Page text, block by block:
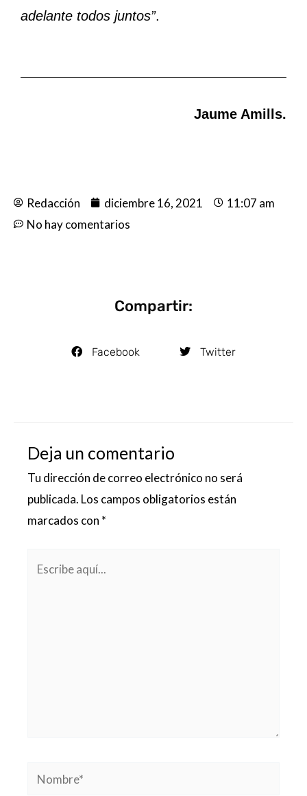
adelante todos juntos”.
Jaume Amills.
Redacción diciembre 16, 2021
11:07 am
No hay comentarios
Compartir:
Facebook Twitter
Deja un comentario
Tu dirección de correo electrónico no será
publicada. Los campos obligatorios están
marcados con *
Nombre*